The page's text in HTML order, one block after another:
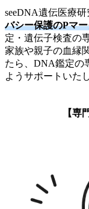
seeDNA遺伝医療研
バシー保護のPマ
定・遺伝子検査の
家族や親子の血縁
たら、DNA鑑定の
ようサポートいた
【専